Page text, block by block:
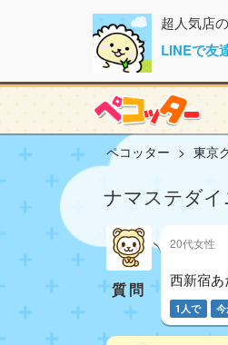
超人気店
LINEで友
ペコッター 東京
ナマステダ
質問
20代女性
西新宿
1人で 今